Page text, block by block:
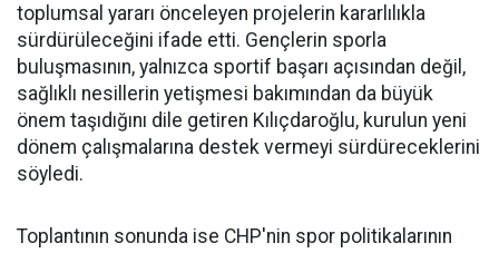
toplumsal yararı önceleyen projelerin kararlılıkla
sürdürüleceğini ifade etti. Gençlerin sporla
buluşmasının, yalnızca sportif başarı açısından değil,
sağlıklı nesillerin yetişmesi bakımından da büyük
önem taşıdığını dile getiren Kılıçdaroğlu, kurulun yeni
dönem çalışmalarına destek vermeyi sürdüreceklerini
söyledi.
Toplantının sonunda ise CHP'nin spor politikalarının